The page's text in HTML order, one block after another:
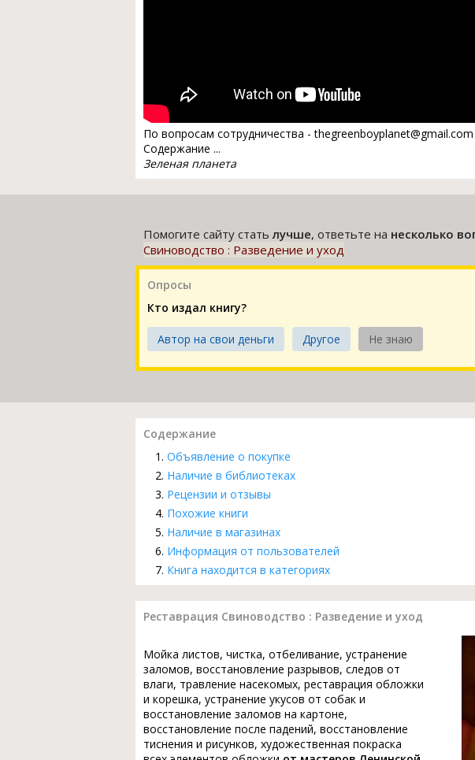
По вопросам сотрудничества -
Содержание ...
Зеленая планета
Помогите сайту статьлучше, ответьте на несколько
Свиноводство : Разведение и уход
Опросы
Кто издал книгу?
Автор на свои деньги Другое Не знаю
Содержание
Объявление о покупке
Наличие в библиотеках
Рецензии и отзывы
Похожие книги
Наличие в магазинах
Информация от пользователей
Книга находится в категориях
Реставрация Свиноводство : Разведение и уход
Мойка листов, чистка, отбеливание, устранение
заломов, восстановление разрывов, следов от
влаги, травление насекомых, реставрация обложки
и корешка, устранение укусов от собак и
восстановление заломов на картоне,
восстановление после падений, восстановление
тиснения и рисунков, художественная покраска